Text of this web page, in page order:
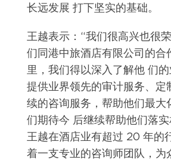
长远发展 打下坚实的基础。
王越表示：“我们很高兴也很
们同港中旅酒店有限公司的合
里，我们得以深入了解他 们
提供业界领先的审计服务、定
续的咨询服务，帮助他们最大
们期待今 后继续帮助他们落
王越在酒店业有超过 20 年的
着一支专业的咨询师团队，为